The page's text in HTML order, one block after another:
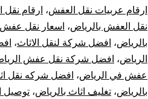
ارقام عربيات نقل العفش، ارقام نقل
نقل العفش بالرياض، اسعار نقل
بالرياض، افضل شركة لنقل الاثاث،
الرياض، افضل شركة نقل عفش
عفش في الرياض، افضل شركه نقل
بالرياض، تغليف اثاث بالرياض، توصيل